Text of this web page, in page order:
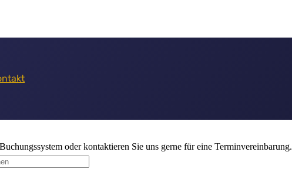
oder kontaktieren Sie uns gerne für eine Terminvereinbarung.